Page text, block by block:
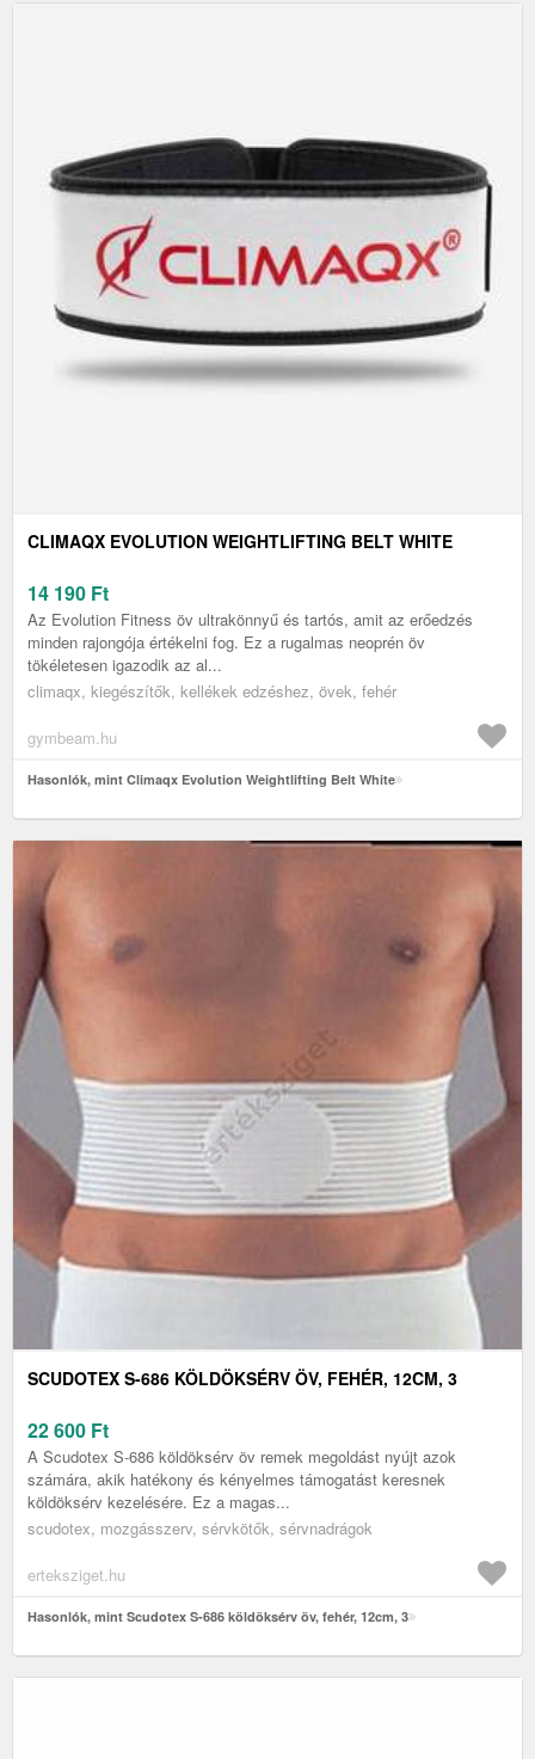
CLIMAQX EVOLUTION WEIGHTLIFTING BELT WHITE
14 190 Ft
Az Evolution Fitness öv ultrakönnyű és tartós, amit az erőedzés
minden rajongója értékelni fog. Ez a rugalmas neoprén öv
tökéletesen igazodik az al...
climaqx, kiegészítők, kellékek edzéshez, övek, fehér
gymbeam.hu
Hasonlók, mint Climaqx Evolution Weightlifting Belt White
SCUDOTEX S-686 KÖLDÖKSÉRV ÖV, FEHÉR, 12CM, 3
22 600 Ft
A Scudotex S-686 köldöksérv öv remek megoldást nyújt azok
számára, akik hatékony és kényelmes támogatást keresnek
köldöksérv kezelésére. Ez a magas...
scudotex, mozgásszerv, sérvkötők, sérvnadrágok
erteksziget.hu
Hasonlók, mint Scudotex S-686 köldöksérv öv, fehér, 12cm, 3